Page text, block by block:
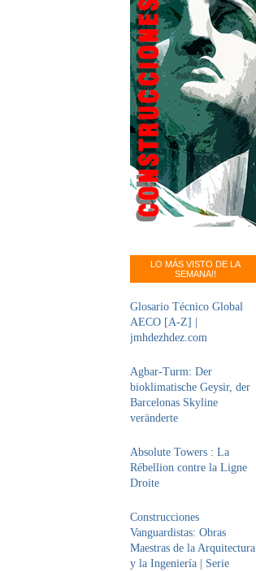
LO MÁS VISTO DE LA
SEMANA!!
Glosario Técnico Global
AECO [A-Z] |
jmhdezhdez.com
Agbar-Turm: Der
bioklimatische Geysir, der
Barcelonas Skyline
veränderte
Absolute Towers : La
Rébellion contre la Ligne
Droite
Construcciones
Vanguardistas: Obras
Maestras de la Arquitectura
y la Ingeniería | Serie